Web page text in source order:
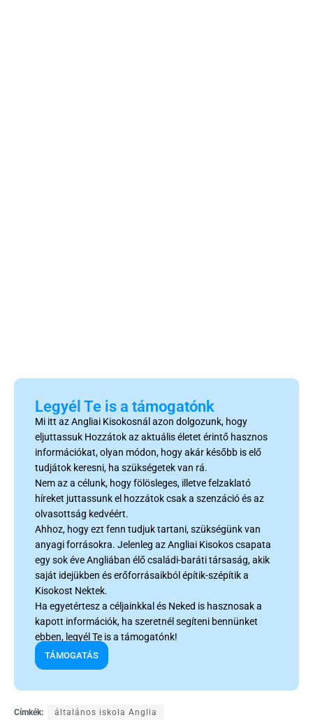
Legyél Te is a támogatónk
Mi itt az Angliai Kisokosnál azon dolgozunk, hogy
eljuttassuk Hozzátok az aktuális életet érintő hasznos
információkat, olyan módon, hogy akár később is elő
tudjátok keresni, ha szükségetek van rá.
Nem az a célunk, hogy fölösleges, illetve felzaklató
híreket juttassunk el hozzátok csak a szenzáció és az
olvasottság kedvéért.
Ahhoz, hogy ezt fenn tudjuk tartani, szükségünk van
anyagi forrásokra. Jelenleg az Angliai Kisokos csapata
egy sok éve Angliában élő családi-baráti társaság, akik
saját idejükben és erőforrásaikból építik-szépítik a
Kisokost Nektek.
Ha egyetértesz a céljainkkal és Neked is hasznosak a
kapott információk, ha szeretnél segíteni bennünket
ebben, legyél Te is a támogatónk!
TÁMOGATÁS
Címkék:
általános iskola Anglia